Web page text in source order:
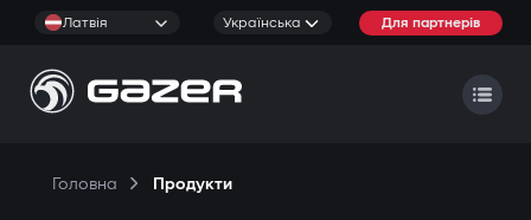
Латвія Українська Для партнерів
Головна Продукти